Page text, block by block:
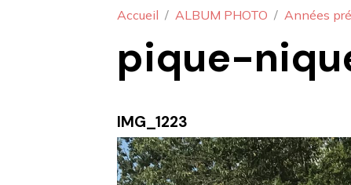
Accueil ALBUM PHOTO Années
pique-
IMG_1223